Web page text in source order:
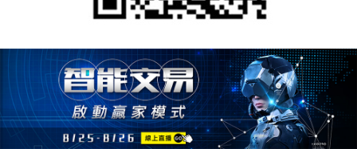
「選擇權搖錢樹」APP